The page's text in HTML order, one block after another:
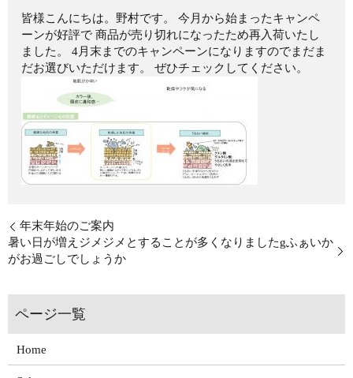
皆様こんにちは。野村です。 今月から始まったキャンペ
ーンが好評で 商品が売り切れになったため再入荷いたし
ました。 4月末までのキャンペーンになりますのでまだま
だお選びいただけます。 ぜひチェックしてください。
年末年始のご案内
暑い日が増えジメジメとすることが多くなりましたgふぁいか
がお過ごしでしょうか
Home